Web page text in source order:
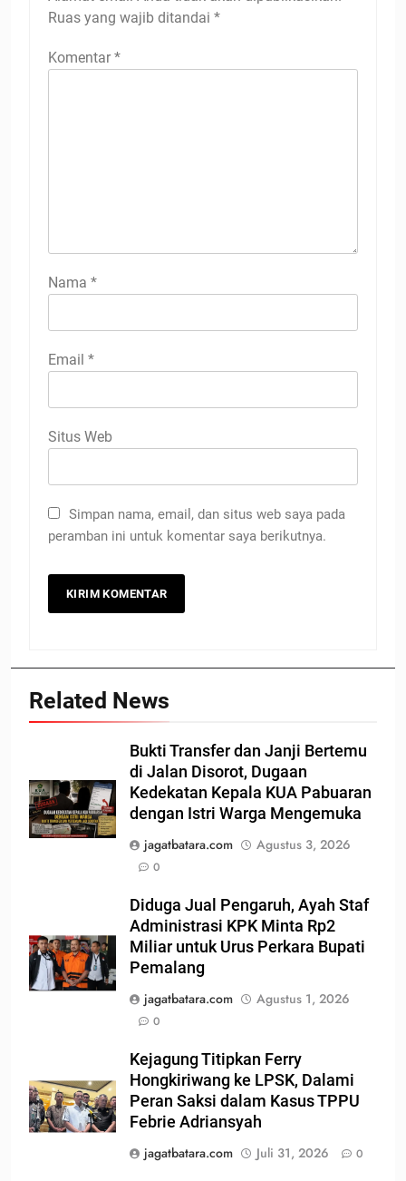
Ruas yang wajib ditandai *
Komentar *
Nama *
Email *
Situs Web
Simpan nama, email, dan situs web saya pada
peramban ini untuk komentar saya berikutnya.
Related News
Bukti Transfer dan Janji Bertemu
di Jalan Disorot, Dugaan
Kedekatan Kepala KUA Pabuaran
dengan Istri Warga Mengemuka
jagatbatara.com
Agustus 3, 2026
0
Diduga Jual Pengaruh, Ayah Staf
Administrasi KPK Minta Rp2
Miliar untuk Urus Perkara Bupati
Pemalang
jagatbatara.com
Agustus 1, 2026
0
Kejagung Titipkan Ferry
Hongkiriwang ke LPSK, Dalami
Peran Saksi dalam Kasus TPPU
Febrie Adriansyah
jagatbatara.com
Juli 31, 2026 0